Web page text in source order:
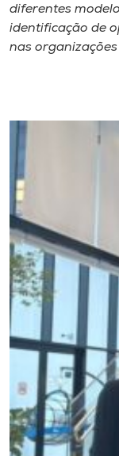
diferentes
identificação de
nas